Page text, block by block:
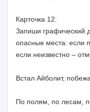
Карточка 12.
Запиши графический
опасные места: если
если неизвестно –
Встал Айболит,
По полям, по лесам,